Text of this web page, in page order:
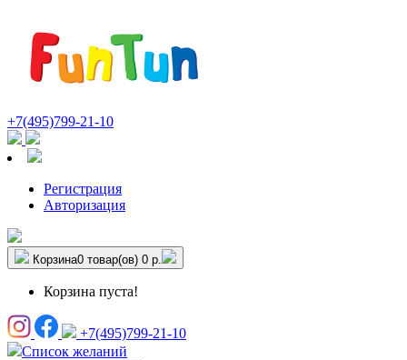
+7(495)799-21-10
Регистрация
Авторизация
Корзина0 товар(ов) 0 р.
Корзина пуста!
+7(495)799-21-10
Список желаний